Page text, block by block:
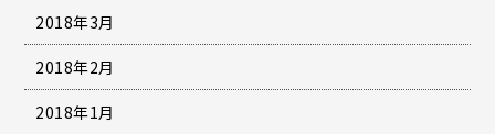
2018年3月
2018年2月
2018年1月